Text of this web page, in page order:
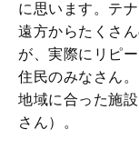
に思います。テ
遠方からたくさ
が、実際にリピ
住民のみなさん
地域に合った施
さん）。